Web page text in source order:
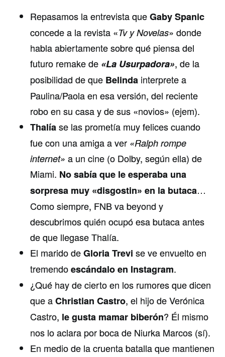
Repasamos la entrevista queGaby Spanic
concede a la revista «Tv y Novelas» donde
habla abiertamente sobre qué piensa del
futuro remake de «La Usurpadora», de la
posibilidad de que Belinda interprete a
Paulina/Paola en esa versión, del reciente
robo en su casa y de sus «novios» (ejem).
Thalíase las prometía muy felices cuando
fue con una amiga a ver «Ralph rompe
internet» a un cine (o Dolby, según ella) de
Miami. No sabía que le esperaba una
sorpresa muy «disgostin» en la butaca…
Como siempre, FNB va beyond y
descubrimos quién ocupó esa butaca antes
de que llegase Thalía.
El marido deGloria Trevi se ve envuelto en
tremendoescándalo en Instagram.
¿Qué hay de cierto en los rumores que dicen
que aChristian Castro, el hijo de Verónica
Castro, le gusta mamar biberón? Él mismo
nos lo aclara por boca de Niurka Marcos (sí).
En medio de la cruenta batalla que mantienen